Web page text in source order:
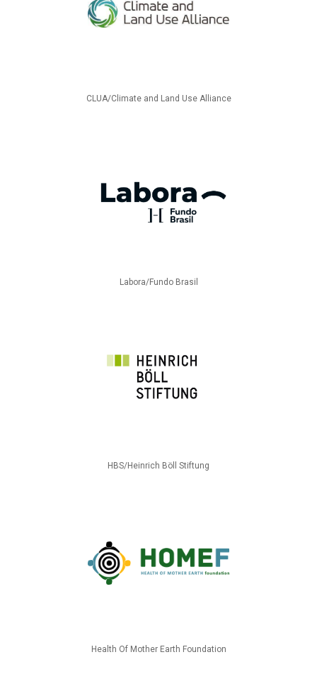
CLUA/Climate and Land Use Alliance
Labora/Fundo Brasil
HBS/Heinrich Böll Stiftung
Health Of Mother Earth Foundation